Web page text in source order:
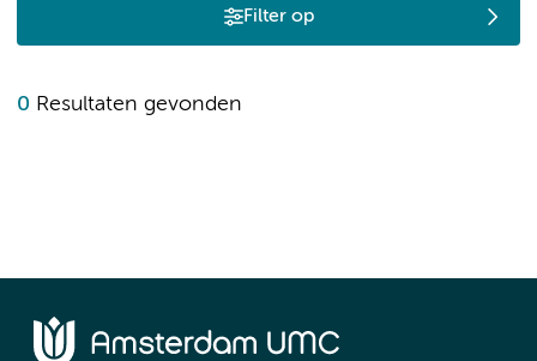
Filter op
0 Resultaten gevonden